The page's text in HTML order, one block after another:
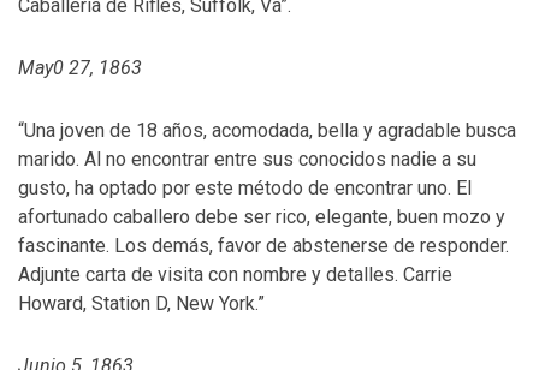
Caballería de Rifles, Suffolk, Va”.
May0 27, 1863
“Una joven de 18 años, acomodada, bella y agradable busca
marido. Al no encontrar entre sus conocidos nadie a su
gusto, ha optado por este método de encontrar uno. El
afortunado caballero debe ser rico, elegante, buen mozo y
fascinante. Los demás, favor de abstenerse de responder.
Adjunte carta de visita con nombre y detalles. Carrie
Howard, Station D, New York.”